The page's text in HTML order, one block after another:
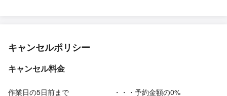
キャンセルポリシー
キャンセル料金
作業日の5日前まで
・・・予約金額の0%